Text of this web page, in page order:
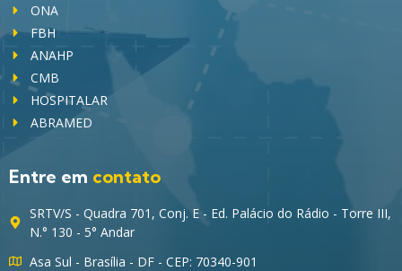
ONA
FBH
ANAHP
CMB
HOSPITALAR
ABRAMED
Entre em contato
SRTV/S - Quadra 701, Conj. E - Ed. Palácio do Rádio - Torre III,
N.° 130 - 5° Andar
Asa Sul - Brasília - DF - CEP: 70340-901